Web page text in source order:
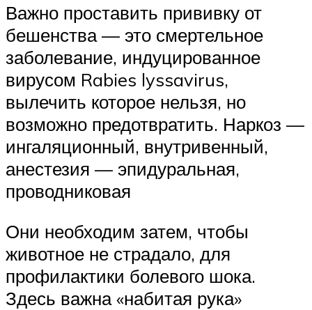
Важно проставить прививку от
бешенства — это смертельное
заболевание, индуцированное
вирусом Rabies lyssavirus,
вылечить которое нельзя, но
возможно предотвратить. Наркоз —
ингаляционный, внутривенный,
анестезия — эпидуральная,
проводниковая
Они необходим затем, чтобы
животное не страдало, для
профилактики болевого шока.
Здесь важна «набитая рука»